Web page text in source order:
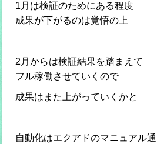
1月は検証のためにある程度
成果が下がるのは覚悟の上
2月からは検証結果を踏まえて
フル稼働させていくので
成果はまた上がっていくかと
自動化はエクアドのマニュアル通